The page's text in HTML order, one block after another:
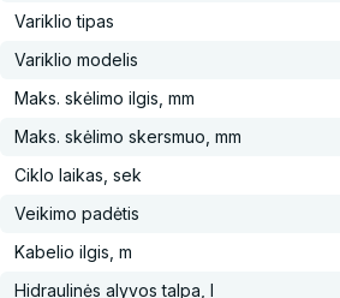
Variklio tipas
Variklio modelis
Maks. skėlimo ilgis, mm
Maks. skėlimo skersmuo, mm
Ciklo laikas, sek
Veikimo padėtis
Kabelio ilgis, m
Hidraulinės alyvos talpa, l